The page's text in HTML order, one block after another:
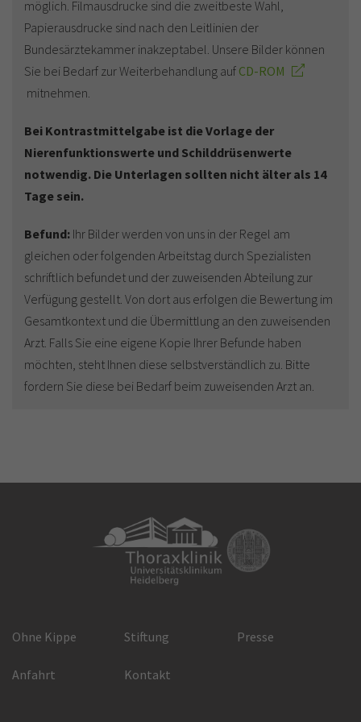
möglich. Filmausdrucke sind die zweitbeste Wahl,
Papierausdrucke sind nach den Leitlinien der
Bundesärztekammer inakzeptabel. Unsere Bilder können
Sie bei Bedarf zur Weiterbehandlung auf CD-ROM
mitnehmen.
Bei Kontrastmittelgabe ist die Vorlage der
Nierenfunktionswerte und Schilddrüsenwerte
notwendig. Die Unterlagen sollten nicht älter als 14
Tage sein.
Befund: Ihr Bilder werden von uns in der Regel am
gleichen oder folgenden Arbeitstag durch Spezialisten
schriftlich befundet und der zuweisenden Abteilung zur
Verfügung gestellt. Von dort aus erfolgen die Bewertung im
Gesamtkontext und die Übermittlung an den zuweisenden
Arzt. Falls Sie eine eigene Kopie Ihrer Befunde haben
möchten, steht Ihnen diese selbstverständlich zu. Bitte
fordern Sie diese bei Bedarf beim zuweisenden Arzt an.
Ohne Kippe Stiftung Presse
Anfahrt Kontakt